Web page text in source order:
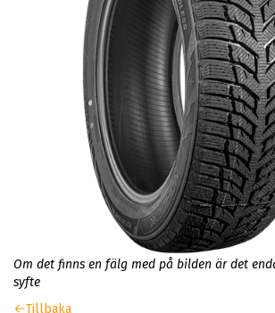
Om det finns en fälg med på bilden är det
syfte
Tillbaka